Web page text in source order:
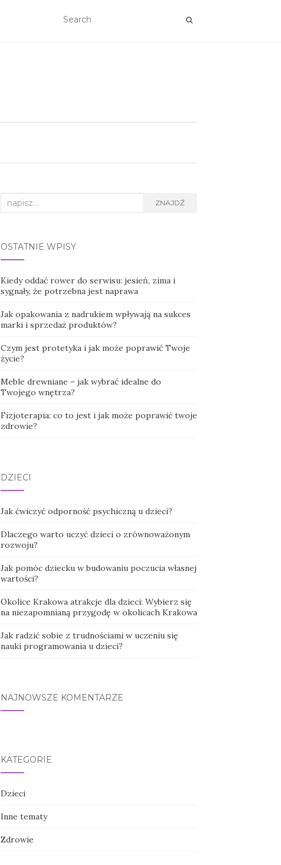
Search
ZNAJDŹ
OSTATNIE WPISY
Kiedy oddać rower do serwisu: jesień, zima i
sygnały, że potrzebna jest naprawa
Jak opakowania z nadrukiem wpływają na sukces
marki i sprzedaż produktów?
Czym jest protetyka i jak może poprawić Twoje
życie?
Meble drewniane – jak wybrać idealne do
Twojego wnętrza?
Fizjoterapia: co to jest i jak może poprawić twoje
zdrowie?
DZIECI
Jak ćwiczyć odporność psychiczną u dzieci?
Dlaczego warto uczyć dzieci o zrównoważonym
rozwoju?
Jak pomóc dziecku w budowaniu poczucia własnej
wartości?
Okolice Krakowa atrakcje dla dzieci: Wybierz się
na niezapomnianą przygodę w okolicach Krakowa
Jak radzić sobie z trudnościami w uczeniu się
nauki programowania u dzieci?
NAJNOWSZE KOMENTARZE
KATEGORIE
Dzieci
Inne tematy
Zdrowie